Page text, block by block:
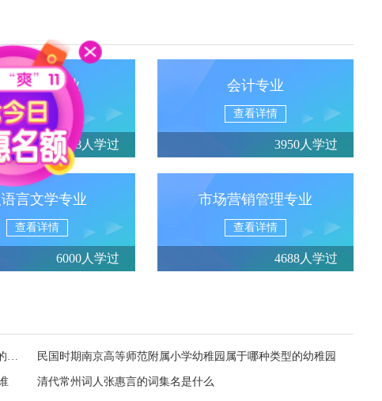
政管理专业
查看详情
4888人学过
会计专业
查看详情
3950人学过
言文学专业
查看详情
6000人学过
市场营销管理专业
查看详情
4688人学过
1928年12月，在东北宣布“服从南京国民政府，改易旗帜”的是谁 民国时期南京高等师范附属小学幼稚园属于哪种类型的幼稚园
清代常州词人张惠言的词集名是什么